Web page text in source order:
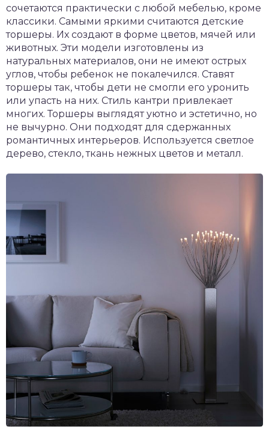
сочетаются практически с любой мебелью, кроме
классики. Самыми яркими считаются детские
торшеры. Их создают в форме цветов, мячей или
животных. Эти модели изготовлены из
натуральных материалов, они не имеют острых
углов, чтобы ребенок не покалечился. Ставят
торшеры так, чтобы дети не смогли его уронить
или упасть на них. Стиль кантри привлекает
многих. Торшеры выглядят уютно и эстетично, но
не вычурно. Они подходят для сдержанных
романтичных интерьеров. Используется светлое
дерево, стекло, ткань нежных цветов и металл.